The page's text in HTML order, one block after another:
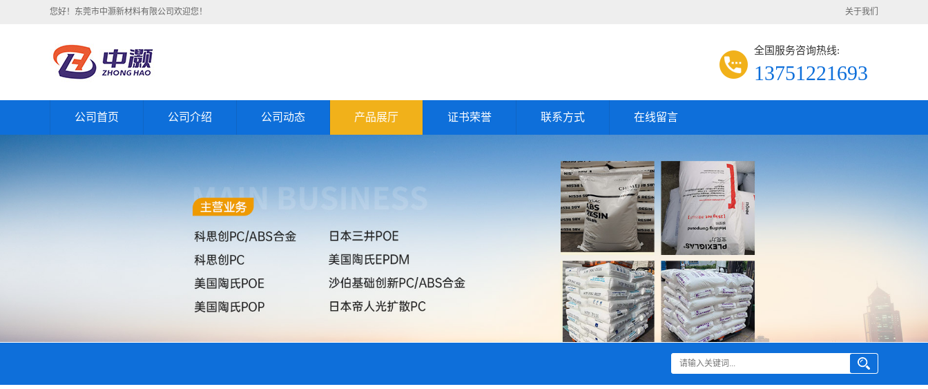
您好！东莞市中灏新材料有限公司欢迎您！ 关于我们
全国服务咨询热线:
13751221693
公司首页 公司介绍 公司动态 产品展厅 证书荣誉 联系方式 在线留言